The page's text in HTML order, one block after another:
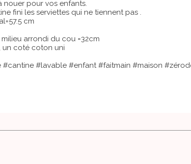
nouer pour vos enfants.
fini les serviettes qui ne tiennent pas .
cm
arrondi du cou =32cm
un coté coton uni
#lavable #enfant #faitmain #maison